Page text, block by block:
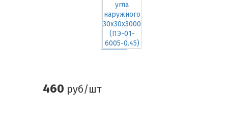
460 руб/шт